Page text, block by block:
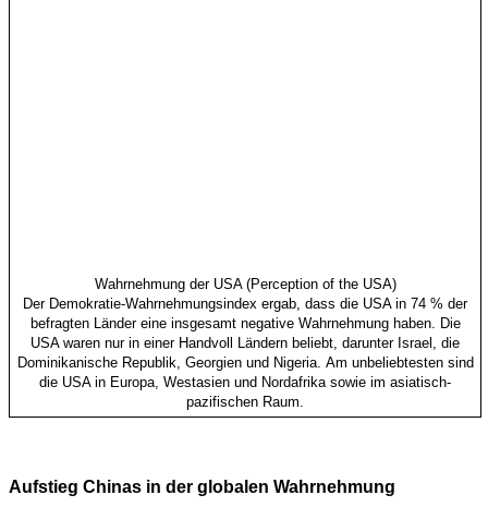
Wahrnehmung der USA (Perception of the USA)
Der Demokratie-Wahrnehmungsindex ergab, dass die USA in 74 % der
befragten Länder eine insgesamt negative Wahrnehmung haben. Die
USA waren nur in einer Handvoll Ländern beliebt, darunter Israel, die
Dominikanische Republik, Georgien und Nigeria. Am unbeliebtesten sind
die USA in Europa, Westasien und Nordafrika sowie im asiatisch-
pazifischen Raum.
Aufstieg Chinas in der globalen Wahrnehmung